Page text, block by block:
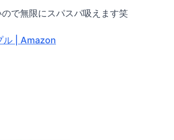
で無限にスパスパ吸えます笑
ル | Amazon